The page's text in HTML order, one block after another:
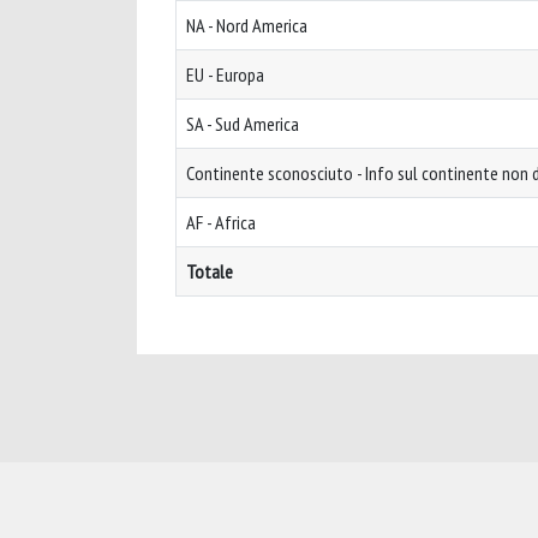
NA - Nord America
EU - Europa
SA - Sud America
Continente sconosciuto - Info sul continente non
AF - Africa
Totale